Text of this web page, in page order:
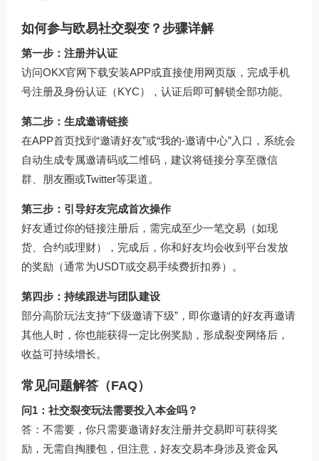
如何参与欧易社交裂变？步骤详解
第一步：注册并认证
访问OKX官网下载安装APP或直接使用网页版，完成手机
号注册及身份认证（KYC），认证后即可解锁全部功能。
第二步：生成邀请链接
在APP首页找到“邀请好友”或“我的-邀请中心”入口，系统会
自动生成专属邀请码或二维码，建议将链接分享至微信
群、朋友圈或Twitter等渠道。
第三步：引导好友完成首次操作
好友通过你的链接注册后，需完成至少一笔交易（如现
货、合约或理财），完成后，你和好友均会收到平台发放
的奖励（通常为USDT或交易手续费折扣券）。
第四步：持续跟进与团队建设
部分高阶玩法支持“下级邀请下级”，即你邀请的好友再邀请
其他人时，你也能获得一定比例奖励，形成裂变网络后，
收益可持续增长。
常见问题解答（FAQ）
问1：社交裂变玩法需要投入本金吗？
答：不需要，你只需要邀请好友注册并交易即可获得奖
励，无需自掏腰包，但注意，好友交易本身涉及资金风